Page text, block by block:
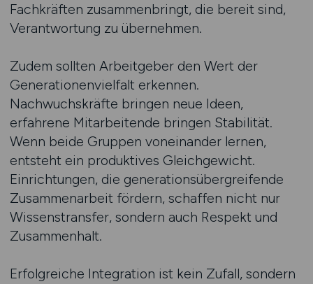
Fachkräften zusammenbringt, die bereit sind,
Verantwortung zu übernehmen.
Zudem sollten Arbeitgeber den Wert der
Generationenvielfalt erkennen.
Nachwuchskräfte bringen neue Ideen,
erfahrene Mitarbeitende bringen Stabilität.
Wenn beide Gruppen voneinander lernen,
entsteht ein produktives Gleichgewicht.
Einrichtungen, die generationsübergreifende
Zusammenarbeit fördern, schaffen nicht nur
Wissenstransfer, sondern auch Respekt und
Zusammenhalt.
Erfolgreiche Integration ist kein Zufall, sondern